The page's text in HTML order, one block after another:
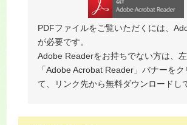
PDFファイルをご覧いただくには、
が必要です。
Adobe Readerをお持ちでない方は、
「Adobe Acrobat Reader」バナーをク
て、リンク先から無料ダウンロードし